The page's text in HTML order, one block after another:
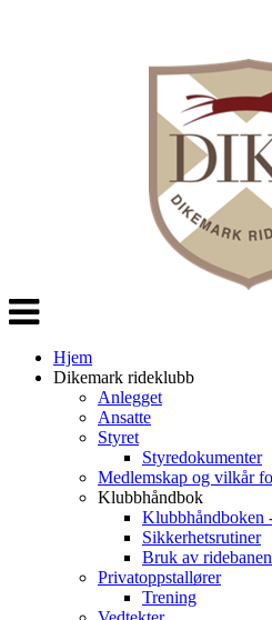
Veksle
navigasjon
Hjem
Dikemark rideklubb
Anlegget
Ansatte
Styret
Styredokumenter
Medlemskap og vilkår
Klubbhåndbok
Klubbhåndboken
Sikkerhetsrutiner
Bruk av
Privatoppstallører
Trening